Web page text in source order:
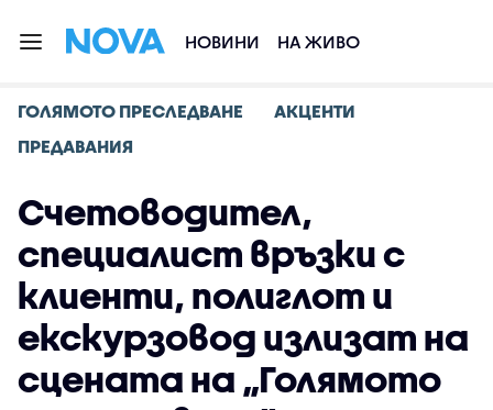
НОВИНИ НА ЖИВО
ГОЛЯМОТО ПРЕСЛЕДВАНЕ
АКЦЕНТИ
ПРЕДАВАНИЯ
Счетоводител,
специалист връзки с
клиенти, полиглот и
екскурзовод излизат на
сцената на „Голямото